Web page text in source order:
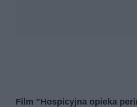
Film "Hospicyjna opieka